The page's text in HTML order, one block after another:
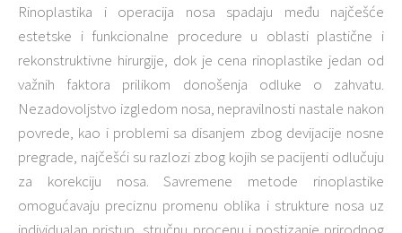
Rinoplastika i operacija nosa spadaju među najčešće
estetske i funkcionalne procedure u oblasti plastične i
rekonstruktivne hirurgije, dok je cena rinoplastike jedan od
važnih faktora prilikom donošenja odluke o zahvatu.
Nezadovoljstvo izgledom nosa, nepravilnosti nastale nakon
povrede, kao i problemi sa disanjem zbog devijacije nosne
pregrade, najčešći su razlozi zbog kojih se pacijenti odlučuju
za korekciju nosa. Savremene metode rinoplastike
omogućavaju preciznu promenu oblika i strukture nosa uz